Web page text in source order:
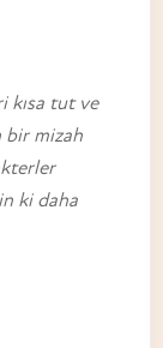
kısa tut ve
bir mizah
ki daha